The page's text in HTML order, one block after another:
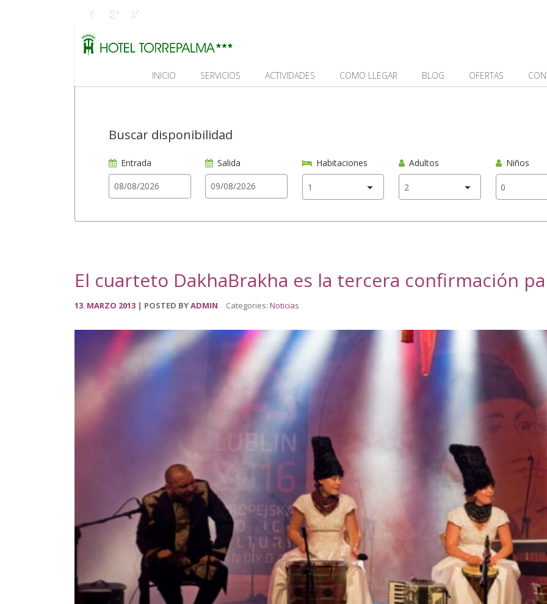
INICIO SERVICIOS ACTIVIDADES COMO LLEGAR BLOG OFERTAS
Buscar disponibilidad
Entrada Salida Habitaciones Adultos Niños
El cuarteto DakhaBrakha es la tercera confirmación
13. MARZO 2013 POSTED BYADMIN Categories: Noticias